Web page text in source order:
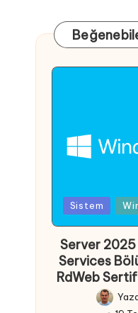
Posted
Sistem
Server
Services
RdWeb
Posted